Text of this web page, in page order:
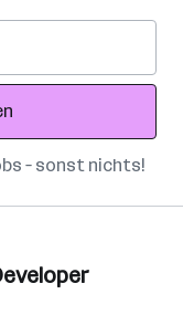
– sonst nichts!